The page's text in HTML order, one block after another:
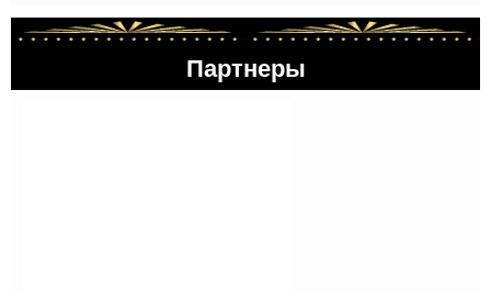
Партнеры